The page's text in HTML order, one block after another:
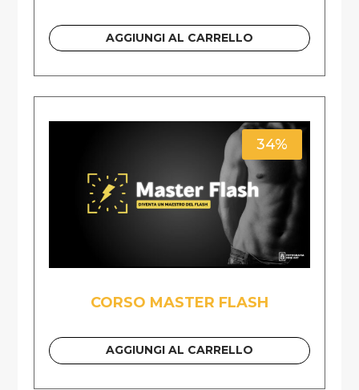
AGGIUNGI AL CARRELLO
34%
CORSO MASTER FLASH
AGGIUNGI AL CARRELLO